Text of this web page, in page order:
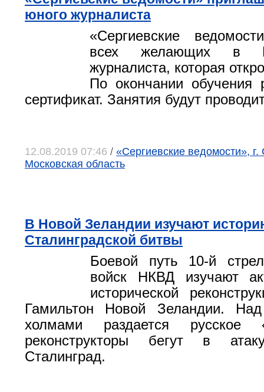
юного журналиста
«Сергиевские
всех желающих в
журналиста, которая
По окончании обучения
сертификат. Занятия будут
12.08.2019 07:46 / «Сергиевские ведомости»,
Московская область
В Новой Зеландии изучают
Сталинградской битвы
Боевой путь 10‑й
войск НКВД изучают
исторической
Гамильтон Новой Зеландии.
холмами раздается русское
реконструкторы бегут в
Сталинград.